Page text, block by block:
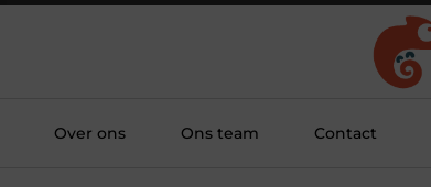
Over ons Ons team Contact